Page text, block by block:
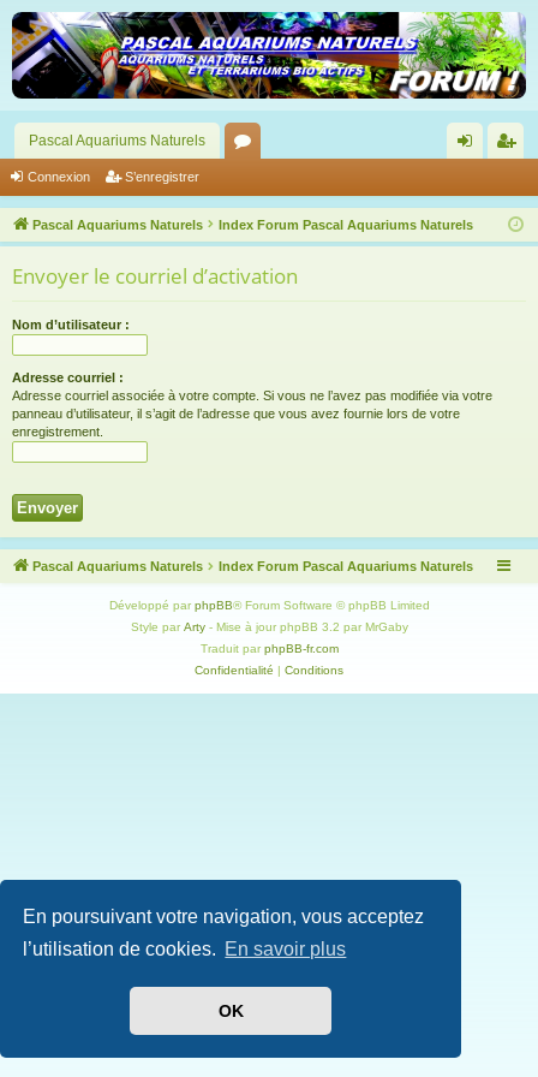
En poursuivant votre navigation, vous acceptez
l’utilisation de cookies. En savoir plus
OK
Pascal Aquariums Naturels
u
m
s
ne
xi
nr
eg
Connexion S’enregistrer
Pascal Aquariums Naturels Index Forum Pascal Aquariums Naturels
Envoyer le courriel d’activation
Nom d’utilisateur :
Adresse courriel :
Adresse courriel associée à votre compte. Si vous ne l’avez pas modifiée via votre
panneau d’utilisateur, il s’agit de l’adresse que vous avez fournie lors de votre
enregistrement.
Pascal Aquariums Naturels Index Forum Pascal Aquariums Naturels
Développé parphpBB® Forum Software © phpBB Limited
Style par Arty- Mise à jour phpBB 3.2 par MrGaby
Traduit par phpBB-fr.com
Confidentialité
Conditions